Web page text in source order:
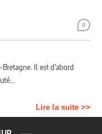
0
Il est d’abord
Lire la suite >>